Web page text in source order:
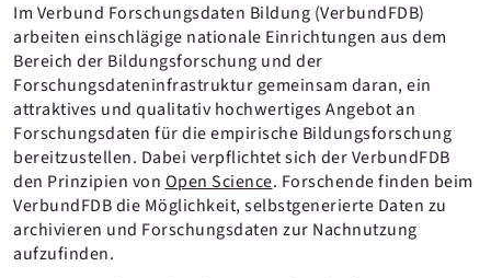
Im Verbund Forschungsdaten Bildung (VerbundFDB)
arbeiten einschlägige nationale Einrichtungen aus dem
Bereich der Bildungsforschung und der
Forschungsdateninfrastruktur gemeinsam daran, ein
attraktives und qualitativ hochwertiges Angebot an
Forschungsdaten für die empirische Bildungsforschung
bereitzustellen. Dabei verpflichtet sich der VerbundFDB
den Prinzipien von Open Science. Forschende finden beim
VerbundFDB die Möglichkeit, selbstgenerierte Daten zu
archivieren und Forschungsdaten zur Nachnutzung
aufzufinden.